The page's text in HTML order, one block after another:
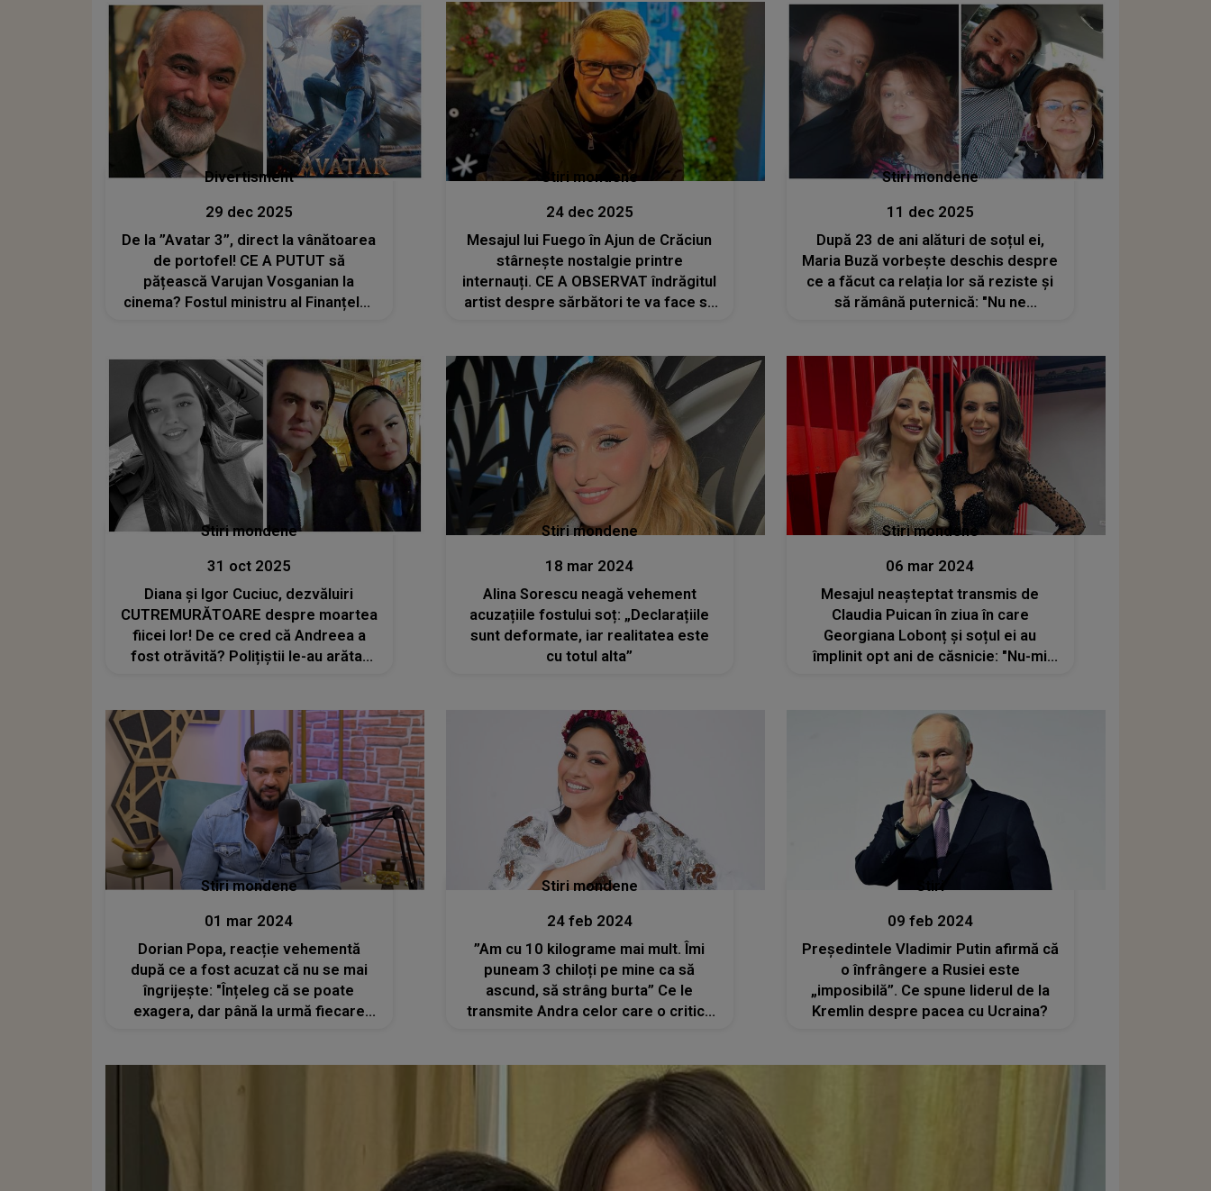
siguranță cu asta o să mă confrunt și
eu"
"Plângeam și nu aveam stare să...".
CE S-A ÎNTÂMPLAT
Divertisment
29 dec 2025
De la ”Avatar 3”, direct la vânătoarea
de portofel! CE A PUTUT să
pățească Varujan Vosganian la
cinema? Fostul ministru al Finanțelor
Pusi”
Stiri mondene
24 dec 2025
Mesajul lui Fuego în Ajun de Crăciun
stârnește nostalgie printre
internauți. CE A OBSERVAT îndrăgitul
artist despre sărbători te va face să
pune o lume întreagă în..."
Stiri mondene
11 dec 2025
După 23 de ani alături de soțul ei,
Maria Buză vorbește deschis despre
ce a făcut ca relația lor să reziste și
să rămână puternică: "Nu ne
vom face echipă pe scenă cu multe
realizări"
Stiri mondene
31 oct 2025
Diana și Igor Cuciuc, dezvăluiri
CUTREMURĂTOARE despre moartea
fiicei lor! De ce cred că Andreea a
fost otrăvită? Polițiștii le-au arătat
de întrebare. Se putea ascunde un
adevăr”
Stiri mondene
18 mar 2024
Alina Sorescu neagă vehement
acuzațiile fostului soț: „Declarațiile
sunt deformate, iar realitatea este
cu totul alta”
Stiri mondene
06 mar 2024
Mesajul neașteptat transmis de
Claudia Puican în ziua în care
Georgiana Lobonț și soțul ei au
împlinit opt ani de căsnicie: "Nu-mi
Stiri mondene
01 mar 2024
Dorian Popa, reacție vehementă
după ce a fost acuzat că nu se mai
îngrijește: "Înțeleg că se poate
exagera, dar până la urmă fiecare
Stiri mondene
24 feb 2024
”Am cu 10 kilograme mai mult. Îmi
puneam 3 chiloți pe mine ca să
ascund, să strâng burta” Ce le
transmite Andra celor care o critică
Stiri
09 feb 2024
Președintele Vladimir Putin afirmă că
o înfrângere a Rusiei este
„imposibilă”. Ce spune liderul de la
Kremlin despre pacea cu Ucraina?